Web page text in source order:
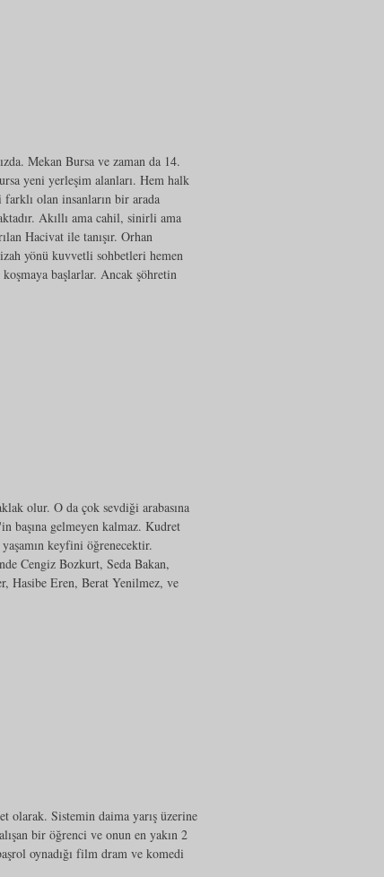
Mekan Bursa ve zaman da 14.
yeni yerleşim alanları. Hem halk
olan insanların bir arada
Akıllı ama cahil, sinirli ama
Hacivat ile tanışır. Orhan
yönü kuvvetli sohbetleri hemen
başlarlar. Ancak şöhretin
olur. O da çok sevdiği arabasına
başına gelmeyen kalmaz. Kudret
keyfini öğrenecektir.
Cengiz Bozkurt, Seda Bakan,
Hasibe Eren, Berat Yenilmez, ve
olarak. Sistemin daima yarış üzerine
bir öğrenci ve onun en yakın 2
oynadığı film dram ve komedi